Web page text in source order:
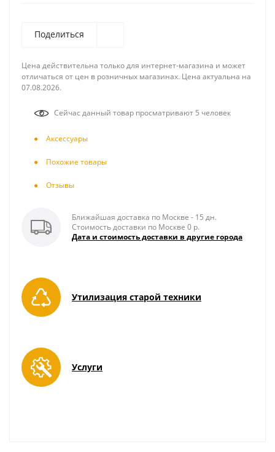
Поделиться
Цена действительна только для интернет-магазина и может
отличаться от цен в розничных магазинах. Цена актуальна на
07.08.2026.
Сейчас данный товар просматривают 5 человек
Аксесcуары
Похожие товары
Отзывы
Ближайшая доставка по Москве - 15 дн.
Стоимость доставки по Москве 0 р.
Дата и стоимость доставки в другие города
Утилизация старой техники
Услуги